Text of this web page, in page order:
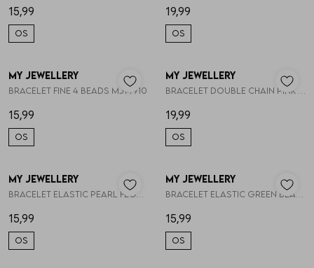
15,99
OS
19,99
OS
1 /2
My Jewellery
Bracelet fine 4 beads MJ14910
15,99
OS
1 /2
My Jewellery
19,99
OS
1 /2
My Jewellery
15,99
OS
1 /2
My Jewellery
15,99
OS